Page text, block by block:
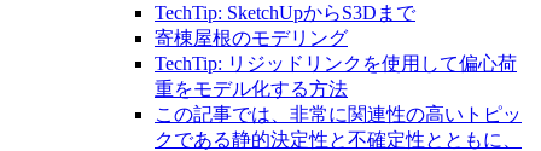
TechTip: SketchUpからS3Dまで
寄棟屋根のモデリング
TechTip: リジッドリンクを使用して偏心荷
重をモデル化する方法
この記事では、非常に関連性の高いトピッ
クである静的決定性と不確定性とともに、